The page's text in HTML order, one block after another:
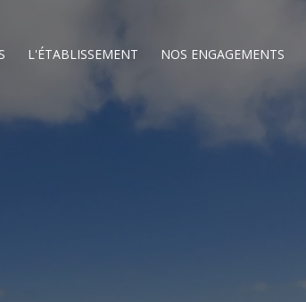
L'ÉTABLISSEMENT NOS ENGAGEMENTS